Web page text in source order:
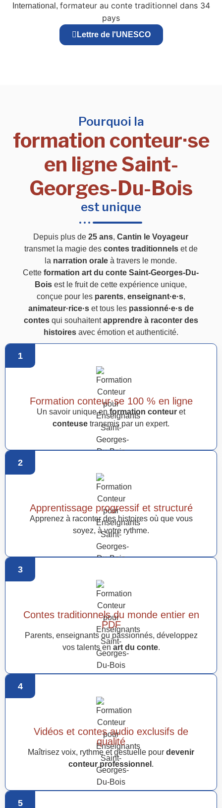
International, formateur au conte traditionnel dans 34
pays
Lettre de l'UNESCO
Pourquoi la
formation conteur·se
en ligne Saint-
Georges-Du-Bois
est unique
Depuis plus de25 ans,Cantin le Voyageur
transmet la magie des contes traditionnelset de
la narration orale à travers le monde.
Cetteformation art du conte Saint-Georges-Du-
Bois est le fruit de cette expérience unique,
conçue pour les parents, enseignant·e·s,
animateur·rice·set tous les passionné·e·s de
contesqui souhaitentapprendre à raconter des
histoiresavec émotion et authenticité.
1
Formation conteur·se 100 % en ligne
Un savoir unique en formation conteur et
conteuse transmis par un expert.
2
Apprentissage progressif et structuré
Apprenez à raconter des histoires où que vous
soyez, à votre rythme.
3
Contes traditionnels du monde entier en
PDF
Parents, enseignants ou passionnés, développez
vos talents en art du conte.
4
Vidéos et contes audio exclusifs de
qualité
Maîtrisez voix, rythme et gestuelle pour devenir
conteur professionnel .
5